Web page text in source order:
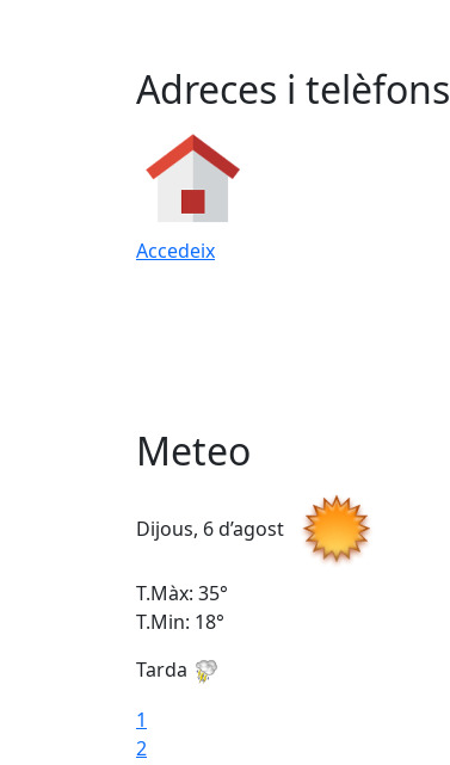
Adreces i telèfons
Accedeix
Meteo
Dijous, 6 d’agost
T.Màx: 35°
T.Min: 18°
Tarda
1
2